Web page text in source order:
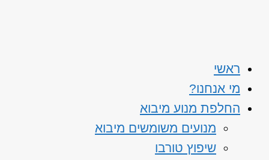
ראשי
מי אנחנו?
החלפת מנוע מיבוא
מנועים משומשים מיבוא
שיפוץ טורבו